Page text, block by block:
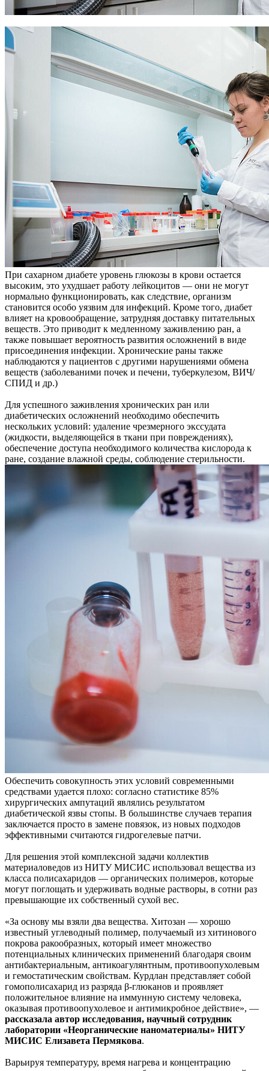
При сахарном диабете уровень глюкозы в крови остается
высоким, это ухудшает работу лейкоцитов — они не могут
нормально функционировать, как следствие, организм
становится особо уязвим для инфекций. Кроме того, диабет
влияет на кровообращение, затрудняя доставку питательных
веществ. Это приводит к медленному заживлению ран, а
также повышает вероятность развития осложнений в виде
присоединения инфекции. Хронические раны также
наблюдаются у пациентов с другими нарушениями обмена
веществ (заболеваними почек и печени, туберкулезом, ВИЧ/
СПИД и др.)
Для успешного заживления хронических ран или
диабетических осложнений необходимо обеспечить
нескольких условий: удаление чрезмерного экссудата
(жидкости, выделяющейся в ткани при повреждениях),
обеспечение доступа необходимого количества кислорода к
ране, создание влажной среды, соблюдение стерильности.
Обеспечить совокупность этих условий современными
средствами удается плохо: согласно статистике 85%
хирургических ампутаций являлись результатом
диабетической язвы стопы. В большинстве случаев терапия
заключается просто в замене повязок, из новых подходов
эффективными считаются гидрогелевые патчи.
Для решения этой комплексной задачи коллектив
материаловедов из НИТУ МИСИС использовал вещества из
класса полисахаридов — органических полимеров, которые
могут поглощать и удерживать водные растворы, в сотни раз
превышающие их собственный сухой вес.
«За основу мы взяли два вещества. Хитозан — хорошо
известный углеводный полимер, получаемый из хитинового
покрова ракообразных, который имеет множество
потенциальных клинических применений благодаря своим
антибактериальным, антикоагулянтным, противоопухолевым
и гемостатическим свойствам. Курдлан представляет собой
гомополисахарид из разряда β-глюканов и проявляет
положительное влияние на иммунную систему человека,
оказывая противоопухолевое и антимикробное действие», —
рассказала автор исследования, научный сотрудник
лаборатории «Неорганические наноматериалы» НИТУ
МИСИС Елизавета Пермякова.
Варьируя температуру, время нагрева и концентрацию